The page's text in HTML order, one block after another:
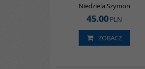
Niedziela Szymon
45.00PLN
ZOBACZ